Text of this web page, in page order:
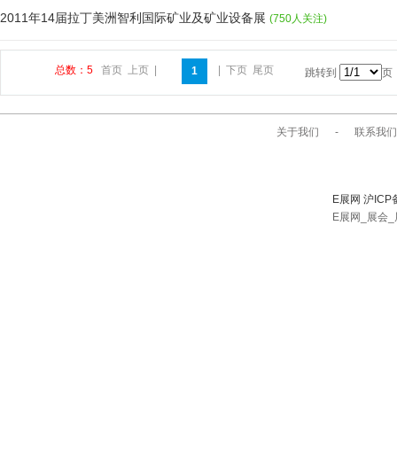
2011年14届拉丁美洲智利国际矿业及矿业设备展 (750人关注)
总数：5 首页 上页 1 下页 尾页 跳转到 页
关于我们 - 联系我们
E展网 沪
E展网_展会